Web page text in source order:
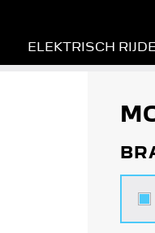
ELEKTRISCH